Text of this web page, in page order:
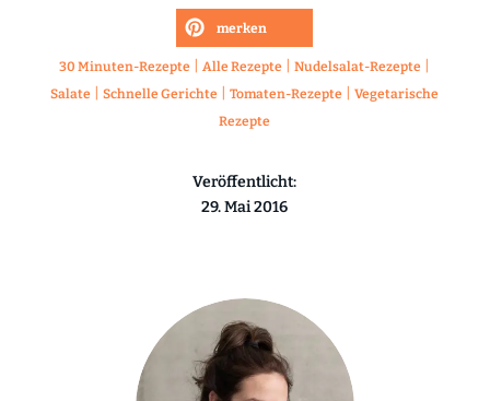
merken
30 Minuten-Rezepte |Alle Rezepte |Nudelsalat-Rezepte
Salate |Schnelle Gerichte |Tomaten-Rezepte |Vegetarische
Rezepte
Veröffentlicht:
29. Mai 2016